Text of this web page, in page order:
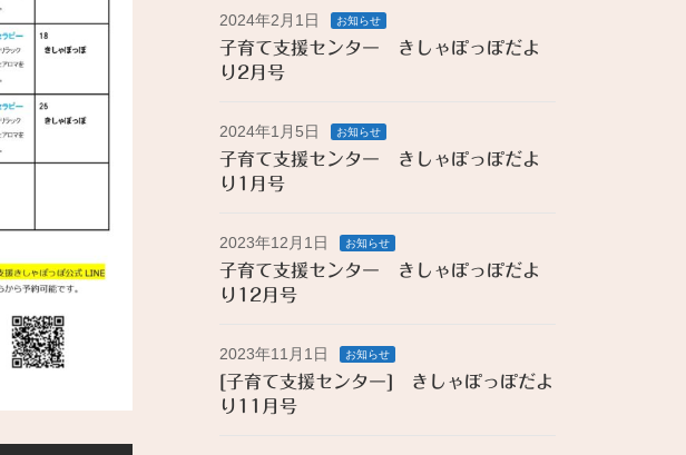
2024年2月1日 お知らせ
子育て支援センター きしゃぽっぽだよ
り2月号
2024年1月5日 お知らせ
子育て支援センター きしゃぽっぽだよ
り1月号
2023年12月1日 お知らせ
子育て支援センター きしゃぽっぽだよ
り12月号
2023年11月1日 お知らせ
[子育て支援センター] きしゃぽっぽだよ
り11月号